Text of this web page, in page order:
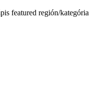
featured región/kategória